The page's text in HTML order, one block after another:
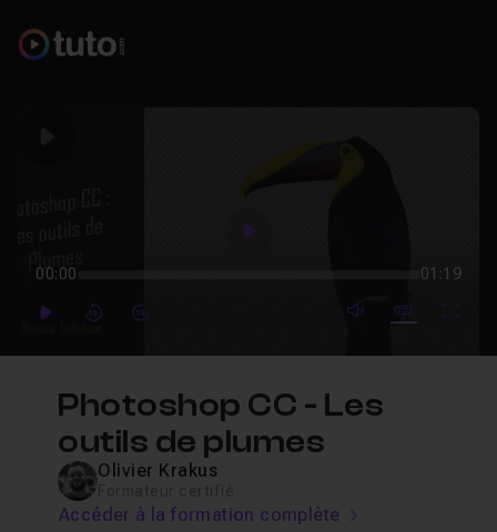
Play
00:00 01:19
PlayForwardForward mute video
Subtitles
Photoshop CC - Les
outils de plumes
Olivier Krakus
Accéder à la formation complète